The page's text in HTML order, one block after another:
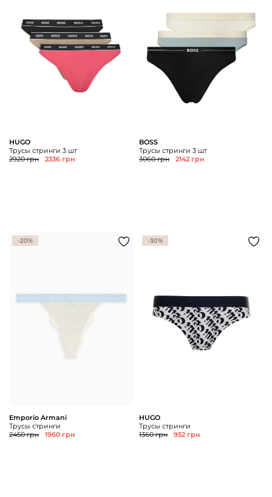
Возвращение
Откуда о
магазине
Вопросы и
Palmira Club
+38(050)4840005
HUGO
Трусы стринги 3 шт
2920 грн
2336 грн
BOSS
Трусы стринги 3 шт
3060 грн
2142 грн
-20%
Emporio Armani
Трусы стринги
2450 грн
1960 грн
-30%
HUGO
Трусы стринги
1360 грн
952 грн